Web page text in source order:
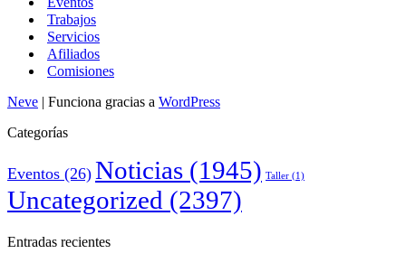
Trabajos
Servicios
Afiliados
Comisiones
Neve | Funciona gracias a WordPress
Categorías
Eventos (26) Noticias (1945) Taller (1)
Uncategorized (2397)
Entradas recientes